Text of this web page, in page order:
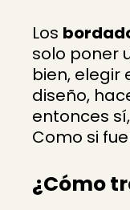
Los
solo poner
bien, elegir
diseño,
entonces
Como si
¿Cómo